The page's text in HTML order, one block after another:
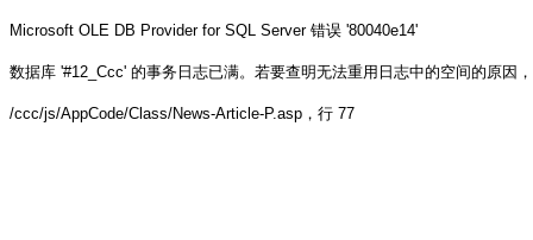
Microsoft OLE DB Provider for SQL Server 错误 '80040e14'
数据库 '#12_Ccc' 的事务日志已满。若要查明无法重用日志中的空间的原因
/ccc/js/AppCode/Class/News-Article-P.asp ，行 77